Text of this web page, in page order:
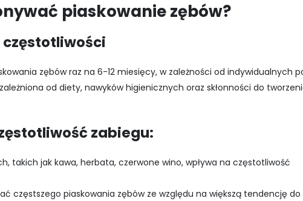
piaskowanie zębów?
zębów raz na 6-12 miesięcy, w zależności od indywidualnych
od diety, nawyków higienicznych oraz skłonności do
zabiegu:
takich jak kawa, herbata, czerwone wino, wpływa na częstotliwość
częstszego piaskowania zębów ze względu na większą tendencję do